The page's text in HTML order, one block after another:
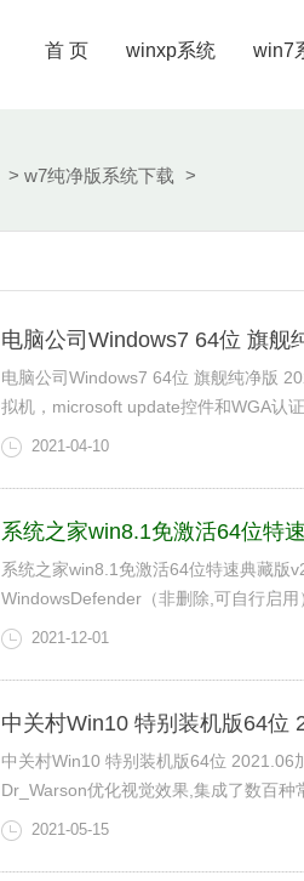
首 页 winxp系统 win7
> w7纯净版系统下载 >
电脑公司Windows7 64位 旗舰
电脑公司Windows7 64位 旗舰纯净版
拟机，microsoft update控件和WGA认
2021-04-10
系统之家win8.1免激活64位特
系统之家win8.1免激活64位特速典藏版
WindowsDefender（非删除,可自行启
2021-12-01
中关村Win10 特别装机版64位
中关村Win10 特别装机版64位 2021.06
Dr_Warson优化视觉效果,集成了数百种
2021-05-15